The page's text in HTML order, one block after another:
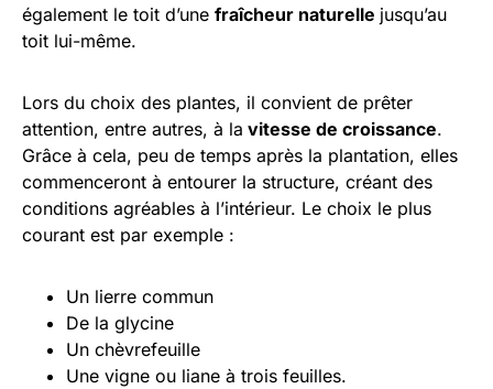
également le toit d’une fraîcheur naturelle jusqu’au
toit lui-même.
Lors du choix des plantes, il convient de prêter
attention, entre autres, à la vitesse de croissance.
Grâce à cela, peu de temps après la plantation, elles
commenceront à entourer la structure, créant des
conditions agréables à l’intérieur. Le choix le plus
courant est par exemple :
Un lierre commun
De la glycine
Un chèvrefeuille
Une vigne ou liane à trois feuilles.